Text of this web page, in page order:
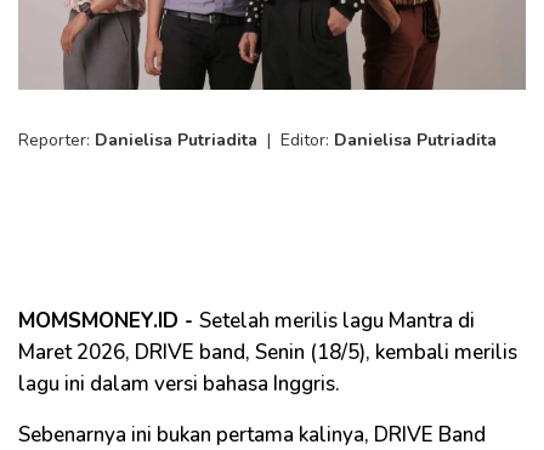
Reporter: Danielisa Putriadita | Editor: Danielisa Putriadita
MOMSMONEY.ID - Setelah merilis lagu Mantra di
Maret 2026, DRIVE band, Senin (18/5), kembali merilis
lagu ini dalam versi bahasa Inggris.
Sebenarnya ini bukan pertama kalinya, DRIVE Band